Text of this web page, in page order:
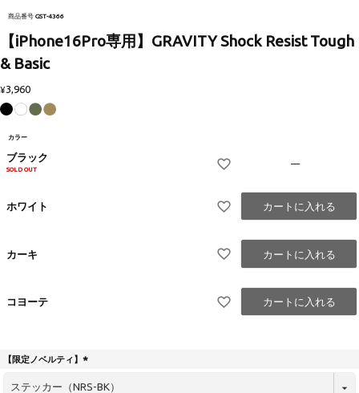
商品番号 GST-4366
【iPhone16Pro専用】GRAVITY Shock Resist Tough
& Basic
¥3,960
カラー
ブラック
SOLD OUT
—
ホワイト カートに入れる
カーキ カートに入れる
コヨーテ カートに入れる
【限定ノベルティ】
必